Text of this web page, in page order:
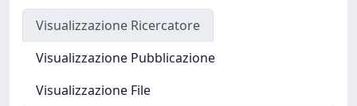
Visualizzazione Ricercatore
Visualizzazione Pubblicazione
Visualizzazione File